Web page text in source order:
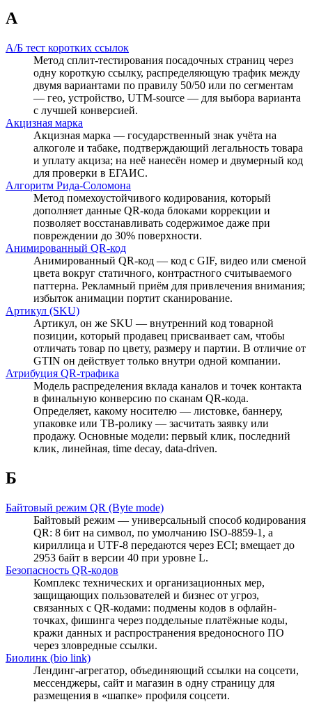
А
А/Б тест коротких ссылок
Метод сплит-тестирования посадочных страниц через
одну короткую ссылку, распределяющую трафик между
двумя вариантами по правилу 50/50 или по сегментам
— гео, устройство, UTM-source — для выбора варианта
с лучшей конверсией.
Акцизная марка
Акцизная марка — государственный знак учёта на
алкоголе и табаке, подтверждающий легальность товара
и уплату акциза; на неё нанесён номер и двумерный код
для проверки в ЕГАИС.
Алгоритм Рида-Соломона
Метод помехоустойчивого кодирования, который
дополняет данные QR-кода блоками коррекции и
позволяет восстанавливать содержимое даже при
повреждении до 30% поверхности.
Анимированный QR-код
Анимированный QR-код — код с GIF, видео или сменой
цвета вокруг статичного, контрастного считываемого
паттерна. Рекламный приём для привлечения внимания;
избыток анимации портит сканирование.
Артикул (SKU)
Артикул, он же SKU — внутренний код товарной
позиции, который продавец присваивает сам, чтобы
отличать товар по цвету, размеру и партии. В отличие от
GTIN он действует только внутри одной компании.
Атрибуция QR-трафика
Модель распределения вклада каналов и точек контакта
в финальную конверсию по сканам QR-кода.
Определяет, какому носителю — листовке, баннеру,
упаковке или ТВ-ролику — засчитать заявку или
продажу. Основные модели: первый клик, последний
клик, линейная, time decay, data-driven.
Б
Байтовый режим QR (Byte mode)
Байтовый режим — универсальный способ кодирования
QR: 8 бит на символ, по умолчанию ISO-8859-1, а
кириллица и UTF-8 передаются через ECI; вмещает до
2953 байт в версии 40 при уровне L.
Безопасность QR-кодов
Комплекс технических и организационных мер,
защищающих пользователей и бизнес от угроз,
связанных с QR-кодами: подмены кодов в офлайн-
точках, фишинга через поддельные платёжные коды,
кражи данных и распространения вредоносного ПО
через зловредные ссылки.
Биолинк (bio link)
Лендинг-агрегатор, объединяющий ссылки на соцсети,
мессенджеры, сайт и магазин в одну страницу для
размещения в «шапке» профиля соцсети.